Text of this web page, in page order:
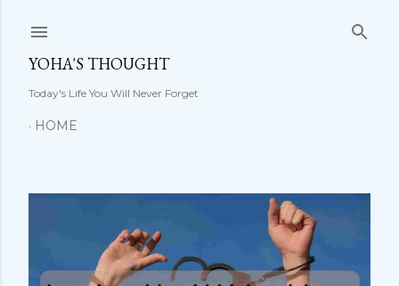
YOHA'S THOUGHT
Today's Life You Will Never Forget
HOME
o